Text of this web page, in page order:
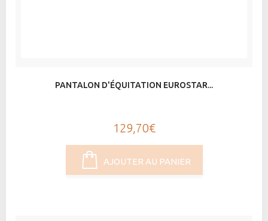
PANTALON D'ÉQUITATION EUROSTAR...
129,70€
AJOUTER AU PANIER